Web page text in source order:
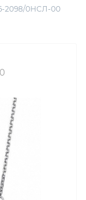
2098/0НСЛ-00